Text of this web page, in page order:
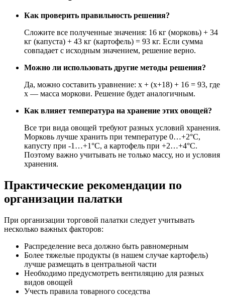
Как проверить правильность решения?
Сложите все полученные значения: 16 кг (морковь) + 34
кг (капуста) + 43 кг (картофель) = 93 кг. Если сумма
совпадает с исходным значением, решение верно.
Можно ли использовать другие методы решения?
Да, можно составить уравнение: x + (x+18) + 16 = 93, где
x — масса моркови. Решение будет аналогичным.
Как влияет температура на хранение этих овощей?
Все три вида овощей требуют разных условий хранения.
Морковь лучше хранить при температуре 0…+2°C,
капусту при -1…+1°C, а картофель при +2…+4°C.
Поэтому важно учитывать не только массу, но и условия
хранения.
Практические рекомендации по
организации палатки
При организации торговой палатки следует учитывать
несколько важных факторов:
Распределение веса должно быть равномерным
Более тяжелые продукты (в нашем случае картофель)
лучше размещать в центральной части
Необходимо предусмотреть вентиляцию для разных
видов овощей
Учесть правила товарного соседства